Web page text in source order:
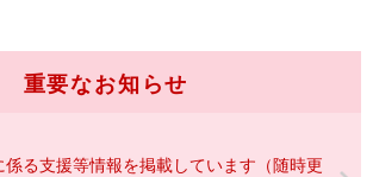
重要なお知らせ
る支援等情報を掲載しています（随時更